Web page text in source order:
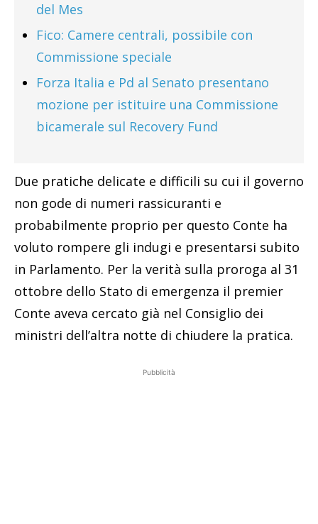
del Mes
Fico: Camere centrali, possibile con
Commissione speciale
Forza Italia e Pd al Senato presentano
mozione per istituire una Commissione
bicamerale sul Recovery Fund
Due pratiche delicate e difficili su cui il governo
non gode di numeri rassicuranti e
probabilmente proprio per questo Conte ha
voluto rompere gli indugi e presentarsi subito
in Parlamento. Per la verità sulla proroga al 31
ottobre dello Stato di emergenza il premier
Conte aveva cercato già nel Consiglio dei
ministri dell’altra notte di chiudere la pratica.
Pubblicità